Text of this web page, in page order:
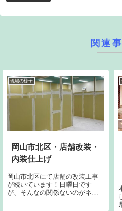
関連
現場の様子
岡山市北区・店舗改装・
内装仕上げ
岡山市北区にて店舗の改装工事
が続いています！日曜日です
が、そんなの関係ないのがネス